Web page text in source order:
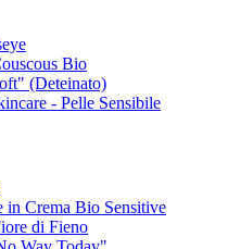
Bio
(Deteinato)
- Pelle Sensibile
in Crema Bio Sensitive
di Fieno